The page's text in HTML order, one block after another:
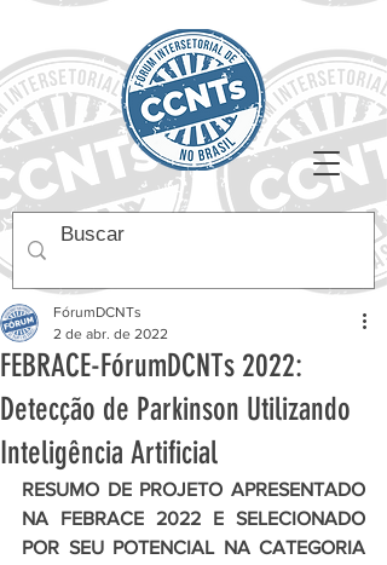
FEBRACE-FórumDCNTs 2022:
Detecção de Parkinson Utilizando
Inteligência Artificial
FórumDCNTs
2 de abr. de 2022
RESUMO DE PROJETO APRESENTADO
NA FEBRACE 2022 E SELECIONADO
POR SEU POTENCIAL NA CATEGORIA